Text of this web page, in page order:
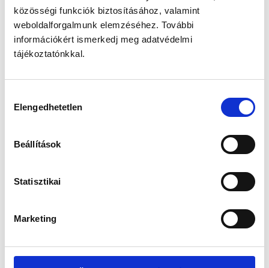
közösségi funkciók biztosításához, valamint
weboldalforgalmunk elemzéséhez. További
információkért ismerkedj meg adatvédelmi
tájékoztatónkkal.
kiválasztása
Elengedhetetlen
Beállítások
Statisztikai
Marketing